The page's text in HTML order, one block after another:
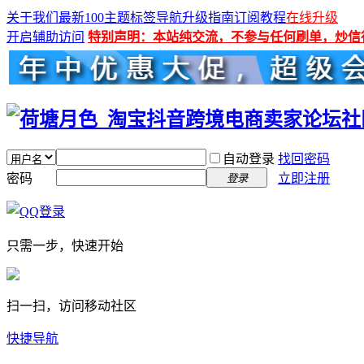
关于我们 最新100主题标签导航升级指南订阅教程在线升级
开启辅助访问 特别声明：本站纯交流，不参与任何刷单，炒信
自动登录 找回密码
密码
登录 立即注册
只需一步，快速开始
扫一扫，访问移动社区
快捷导航